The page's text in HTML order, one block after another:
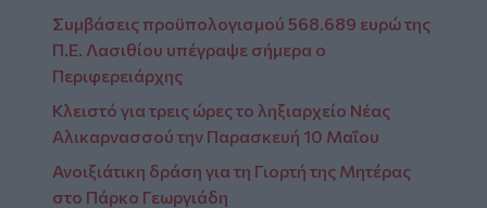
Συμβάσεις προϋπολογισμού 568.689 ευρώ της
Π.Ε. Λασιθίου υπέγραψε σήμερα ο
Περιφερειάρχης
Κλειστό για τρεις ώρες το ληξιαρχείο Νέας
Αλικαρνασσού την Παρασκευή 10 Μαΐου
Ανοιξιάτικη δράση για τη Γιορτή της Μητέρας
στο Πάρκο Γεωργιάδη